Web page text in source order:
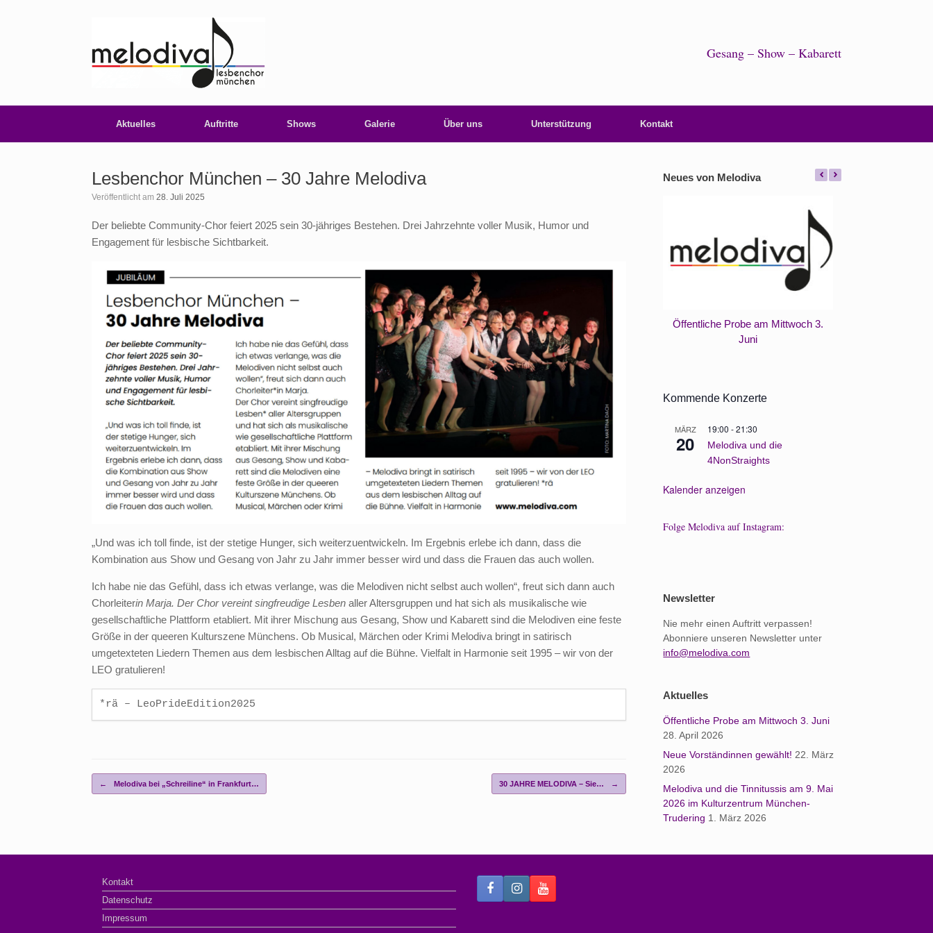
Gesang – Show – Kabarett
Aktuelles Auftritte Shows Galerie Über uns Unterstützung Kontakt
Lesbenchor München – 30 Jahre Melodiva
Veröffentlicht am 28. Juli 2025
Der beliebte Community-Chor feiert 2025 sein 30-jähriges Bestehen. Drei Jahrzehnte voller Musik, Humor und
Engagement für lesbische Sichtbarkeit.
„Und was ich toll finde, ist der stetige Hunger, sich weiterzuentwickeln. Im Ergebnis erlebe ich dann, dass die
Kombination aus Show und Gesang von Jahr zu Jahr immer besser wird und dass die Frauen das auch wollen.
Ich habe nie das Gefühl, dass ich etwas verlange, was die Melodiven nicht selbst auch wollen“, freut sich dann auch
Chorleiterin Marja. Der Chor vereint singfreudige Lesben aller Altersgruppen und hat sich als musikalische wie
gesellschaftliche Plattform etabliert. Mit ihrer Mischung aus Gesang, Show und Kabarett sind die Melodiven eine feste
Größe in der queeren Kulturszene Münchens. Ob Musical, Märchen oder Krimi Melodiva bringt in satirisch
umgetexteten Liedern Themen aus dem lesbischen Alltag auf die Bühne. Vielfalt in Harmonie seit 1995 – wir von der
LEO gratulieren!
*rä – LeoPrideEdition2025
Beitragsnavigation
← Melodiva bei „Schreiline“ in Frankfurt… 30 JAHRE MELODIVA – Sie… →
Neues von Melodiva
Öffentliche Probe am Mittwoch 3.
Juni
Kommende Konzerte
MÄRZ
20
19:00 -21:30
Melodiva und die
4NonStraights
Kalender anzeigen
Folge Melodiva auf Instagram:
Newsletter
Nie mehr einen Auftritt verpassen!
Abonniere unseren Newsletter unter
info@melodiva.com
Aktuelles
Öffentliche Probe am Mittwoch 3. Juni
28. April 2026
Neue Vorständinnen gewählt! 22. März
2026
Melodiva und die Tinnitussis am 9. Mai
2026 im Kulturzentrum München-
Trudering 1. März 2026
Kontakt
Datenschutz
Impressum